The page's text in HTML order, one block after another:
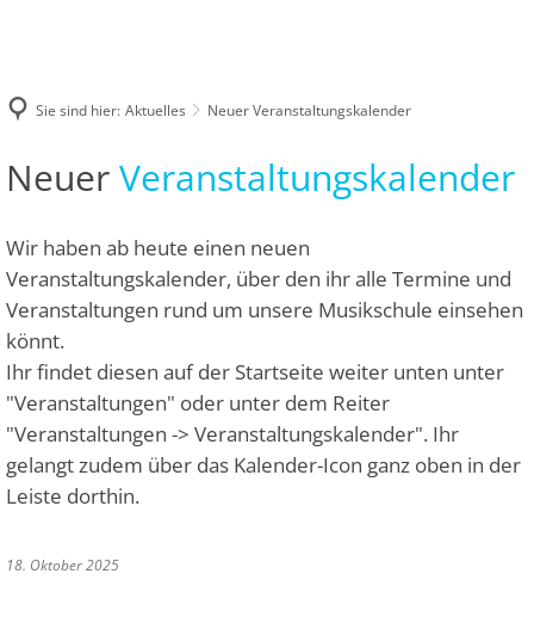
Schlagwerk
Vokalfächer
Ensembles
Standorte
Blankenheim
Dahlem
Mechernich
Schleiden
Anmeldung
Abmeldung
Schul-/Gebührenordnung
Vergangene Veranstaltungen
1. Eifeler
Sie sind hier: Aktuelles Neuer Veranstaltungskalender
NeuerVeranstaltungskalender
Wir haben ab heute einen neuen
Veranstaltungskalender, über den ihr alle Termine und
Veranstaltungen rund um unsere Musikschule einsehen
könnt.
Ihr findet diesen auf der Startseite weiter unten unter
"Veranstaltungen" oder unter dem Reiter
"Veranstaltungen -> Veranstaltungskalender". Ihr
gelangt zudem über das Kalender-Icon ganz oben in der
Leiste dorthin.
18. Oktober 2025